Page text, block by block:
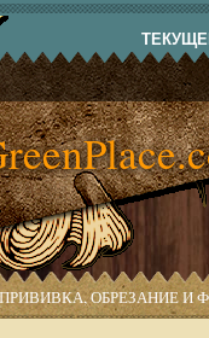
ПРИВИВКА, ОБРЕЗАНИЕ И